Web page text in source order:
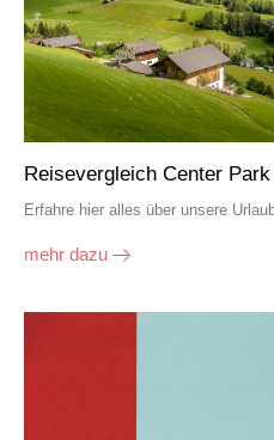
Reisevergleich Center
Erfahre hier alles über unsere
mehr dazu